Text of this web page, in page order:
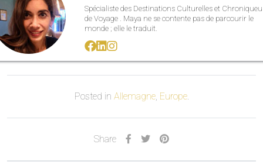
Spécialiste des Destinations Culturelles et
de Voyage . Maya ne se contente pas de parcourir le
monde ; elle le traduit.
Posted in Allemagne, Europe.
Share